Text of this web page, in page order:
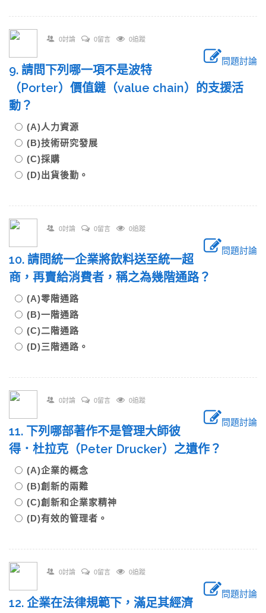
0討論 0留言 0追蹤
問題討論
9. 請問下列哪一項不是波特
（Porter）價值鏈（value chain）的支援活
動？
(A)人力資源
(B)技術研究發展
(C)採購
(D)出貨後勤。
0討論 0留言 0追蹤
問題討論
10. 請問統一企業將飲料送至統一超
商，再賣給消費者，稱之為幾階通路？
(A)零階通路
(B)一階通路
(C)二階通路
(D)三階通路。
0討論 0留言 0追蹤
問題討論
11. 下列哪部著作不是管理大師彼
得．杜拉克（Peter Drucker）之遺作？
(A)企業的概念
(B)創新的兩難
(C)創新和企業家精神
(D)有效的管理者。
0討論 0留言 0追蹤
問題討論
12. 企業在法律規範下，滿足其經濟